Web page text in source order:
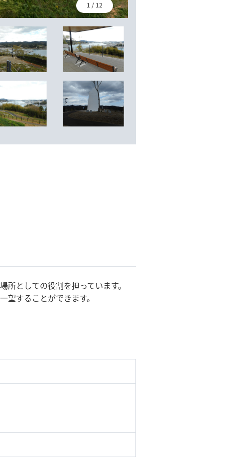
1 / 12
としての役割を担っています。
することができます。